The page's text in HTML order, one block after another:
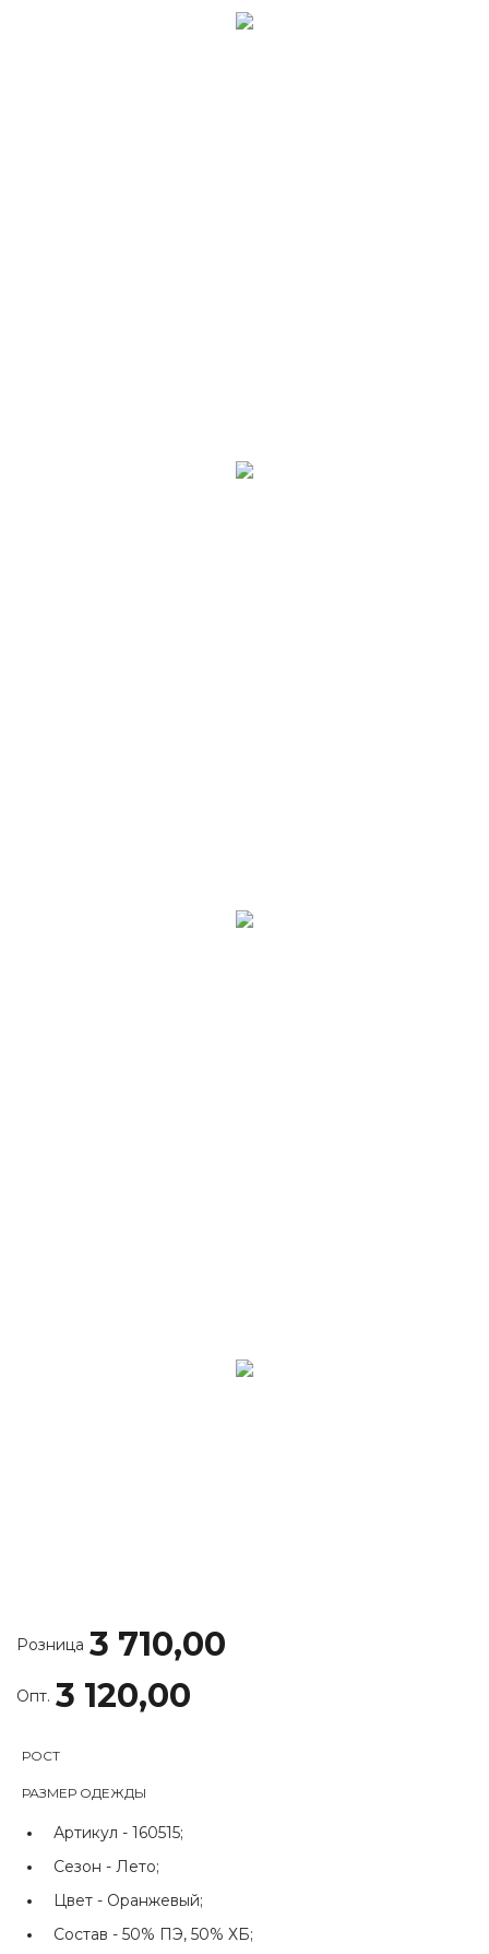
Розница 3 710,00
Опт. 3 120,00
РОСТ
РАЗМЕР ОДЕЖДЫ
Артикул - 160515;
Сезон - Лето;
Цвет - Оранжевый;
Состав - 50% ПЭ, 50% ХБ;